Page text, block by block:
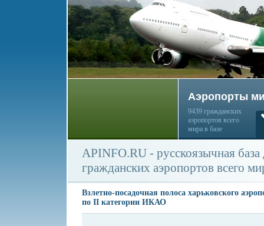
Аэропорты
9439 гражданских
аэропортов всего
мира в базе
APINFO.RU - русскоязычная
гражданских аэропортов всего
Взлетно-посадочная полоса харьковского
по II категории ИКАО